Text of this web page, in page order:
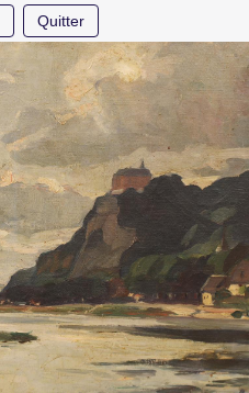
Quitter